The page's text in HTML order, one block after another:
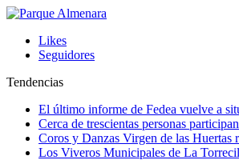
Likes
Seguidores
Tendencias
El último informe de Fedea vuelve a
Cerca de trescientas personas
Coros y Danzas Virgen de las Huertas
Los Viveros Municipales de La